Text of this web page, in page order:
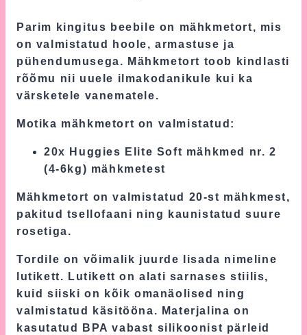
Parim kingitus beebile on mähkmetort, mis
on valmistatud hoole, armastuse ja
pühendumusega. Mähkmetort toob kindlasti
rõõmu nii uuele ilmakodanikule kui ka
värsketele vanematele.
Motika mähkmetort on valmistatud:
20x Huggies Elite Soft mähkmed nr. 2
(4-6kg) mähkmetest
Mähkmetort on valmistatud 20-st mähkmest,
pakitud tsellofaani ning kaunistatud suure
rosetiga.
Tordile on võimalik juurde lisada nimeline
lutikett. Lutikett on alati sarnases stiilis,
kuid siiski on kõik omanäolised ning
valmistatud käsitööna. Materjalina on
kasutatud BPA vabast silikoonist pärleid